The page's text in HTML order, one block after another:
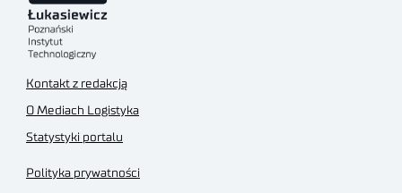
Kontakt z redakcją
O Mediach Logistyka
Statystyki portalu
Polityka prywatności